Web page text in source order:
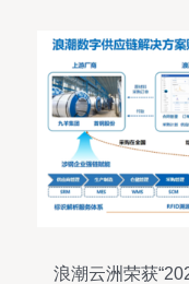
浪潮云洲荣获